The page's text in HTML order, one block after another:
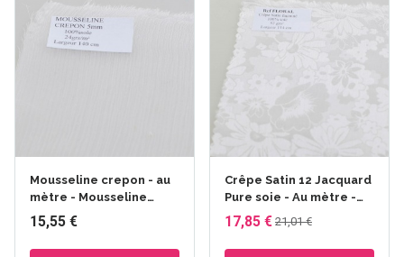
Mousseline crepon - au
mètre - Mousseline
Crêpon 5 mm - larg. 114
cm
15,55 €
Crêpe Satin 12 Jacquard
Pure soie - Au mètre -
Dessin floral 12 mm -
larg. 114 cm- 52gr/m²
17,85 € 21,01 €